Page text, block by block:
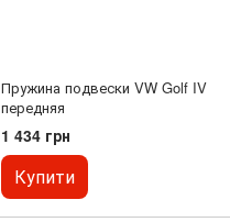
Пружина подвески VW Golf IV
передняя
1 434 грн
Купити